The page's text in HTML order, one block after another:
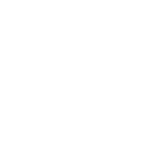
训
管理机制
场